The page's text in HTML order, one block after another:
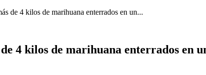
de 4 kilos de marihuana enterrados en un...
4 kilos de marihuana enterrados en